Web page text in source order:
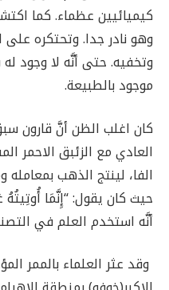
كيميائيين عظماء. كما
وهو نادر جدا. وتحتكره على
وتخفيه. حتى أنَّه لا وجود
موجود بالطبيعة.
كان اغلب الظن أنَّ قارون
العادي مع الزئبق الاحمر
الفا، لينتج الذهب بمعامله
حيث كان يقول: “إِنَّمَا
أنَّه استخدم العلم في
وقد عثر العلماء بالممر